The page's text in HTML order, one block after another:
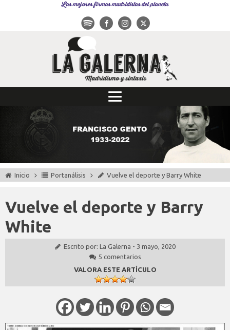
Las mejores firmas madridistas del planeta
Inicio Portanálisis Vuelve el deporte y Barry White
Vuelve el deporte y Barry
White
Escrito por: La Galerna - 3 mayo, 2020
5 comentarios
VALORA ESTE ARTÍCULO